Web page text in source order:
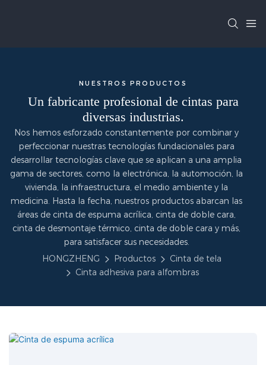
NUESTROS PRODUCTOS
Un fabricante profesional de cintas para
diversas industrias.
Nos hemos esforzado constantemente por combinar y
perfeccionar nuestras tecnologías fundacionales para
desarrollar tecnologías clave que se aplican a una amplia
gama de sectores, como la electrónica, la automoción, la
vivienda, la infraestructura, el medio ambiente y la
medicina. Hasta la fecha, nuestros productos abarcan las
áreas de cinta de espuma acrílica, cinta de doble cara,
cinta de desmontaje térmico, cinta de doble cara y más,
para satisfacer sus necesidades.
HONGZHENG
Productos
Cinta de tela
Cinta adhesiva para alfombras